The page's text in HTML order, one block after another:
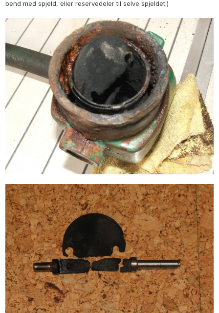
bend med spjeld, eller reservedeler til selve spjeldet.)